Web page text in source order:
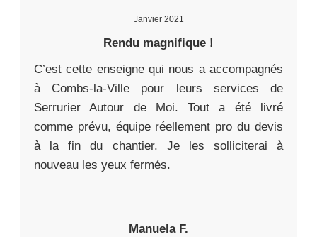
Janvier 2021
Rendu magnifique !
C’est cette enseigne qui nous a accompagnés
à Combs-la-Ville pour leurs services de
Serrurier Autour de Moi. Tout a été livré
comme prévu, équipe réellement pro du devis
à la fin du chantier. Je les solliciterai à
nouveau les yeux fermés.
Manuela F.